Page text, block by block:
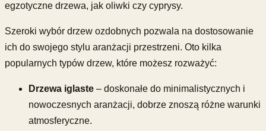
egzotyczne drzewa, jak oliwki czy cyprysy.
Szeroki wybór drzew ozdobnych pozwala na dostosowanie
ich do swojego stylu aranżacji przestrzeni. Oto kilka
popularnych typów drzew, które możesz rozważyć:
Drzewa iglaste – doskonałe do minimalistycznych i
nowoczesnych aranżacji, dobrze znoszą różne warunki
atmosferyczne.